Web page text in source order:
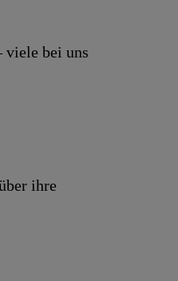
viele bei uns
ihre